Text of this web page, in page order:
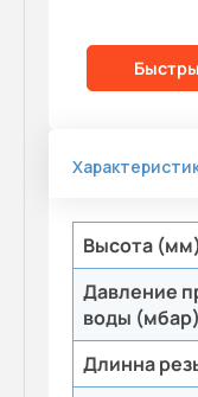
Высота (мм)
Давление
воды (мбар)
Длинна